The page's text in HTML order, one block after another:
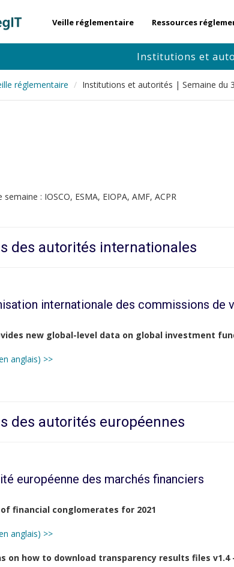
Veille réglementaire Ressources
Institutions et
réglementaire Institutions et autorités | Semaine du
: IOSCO, ESMA, EIOPA, AMF, ACPR
des autorités internationales
internationale des commissions de
new global-level data on global investment
anglais) >>
des autorités européennes
européenne des marchés financiers
of financial conglomerates for 2021
anglais) >>
on how to download transparency results files v1.4